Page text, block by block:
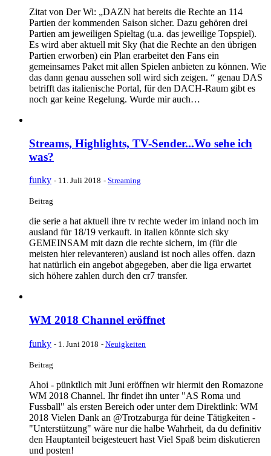
Zitat von Der Wi: „DAZN hat bereits die Rechte an 114
Partien der kommenden Saison sicher. Dazu gehören drei
Partien am jeweiligen Spieltag (u.a. das jeweilige Topspiel).
Es wird aber aktuell mit Sky (hat die Rechte an den übrigen
Partien erworben) ein Plan erarbeitet den Fans ein
gemeinsames Paket mit allen Spielen anbieten zu können. Wie
das dann genau aussehen soll wird sich zeigen. “ genau DAS
betrifft das italienische Portal, für den DACH-Raum gibt es
noch gar keine Regelung. Wurde mir auch…
Streams, Highlights, TV-Sender...Wo sehe ich
was?
funky - 11. Juli 2018 - Streaming
Beitrag
die serie a hat aktuell ihre tv rechte weder im inland noch im
ausland für 18/19 verkauft. in italien könnte sich sky
GEMEINSAM mit dazn die rechte sichern, im (für die
meisten hier relevanteren) ausland ist noch alles offen. dazn
hat natürlich ein angebot abgegeben, aber die liga erwartet
sich höhere zahlen durch den cr7 transfer.
WM 2018 Channel eröffnet
funky - 1. Juni 2018 - Neuigkeiten
Beitrag
Ahoi - pünktlich mit Juni eröffnen wir hiermit den Romazone
WM 2018 Channel. Ihr findet ihn unter "AS Roma und
Fussball" als ersten Bereich oder unter dem Direktlink: WM
2018 Vielen Dank an @Trotzaburga für deine Tätigkeiten -
"Unterstützung" wäre nur die halbe Wahrheit, da du definitiv
den Hauptanteil beigesteuert hast Viel Spaß beim diskutieren
und posten!